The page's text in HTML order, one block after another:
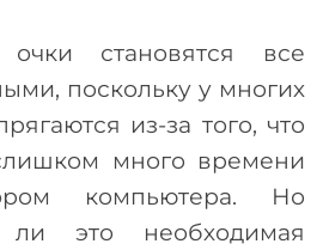
очки становятся все
поскольку у многих
из-за того, что
много времени
компьютера. Но
ли это необходимая